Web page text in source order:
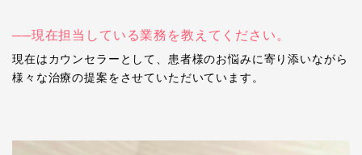
──現在担当している業務を教えてください。
現在はカウンセラーとして、患者様のお悩みに寄り添いながら
様々な治療の提案をさせていただいています。